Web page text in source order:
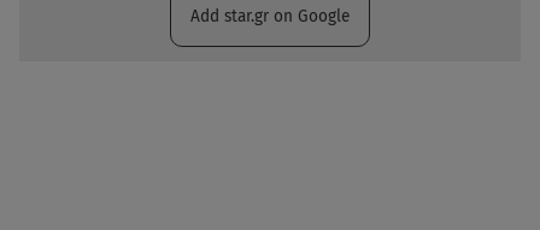
Add star.gr on Google